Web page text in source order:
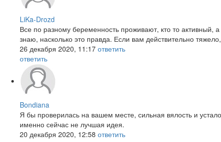
LiKa-Drozd
Все по разному беременность проживают, кто то активный,
знаю, насколько это правда. Если вам действительно
26 декабря 2020, 11:17 ответить
ответить
Bondiana
Я бы проверилась на вашем месте, сильная вялость и
именно сейчас не лучшая идея.
20 декабря 2020, 12:58 ответить